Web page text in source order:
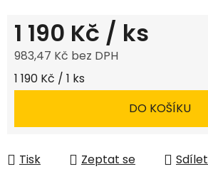
1 190 Kč / ks
983,47 Kč bez DPH
Měrná cena:
1 190 Kč / 1 ks
DO KOŠÍKU
Tisk Zeptat se Sdílet